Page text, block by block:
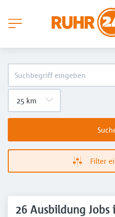
Filter
26 Ausbildung Jobs